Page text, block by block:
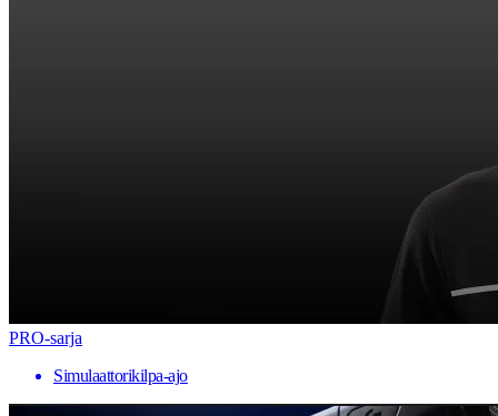
PRO-sarja
Simulaattorikilpa-ajo